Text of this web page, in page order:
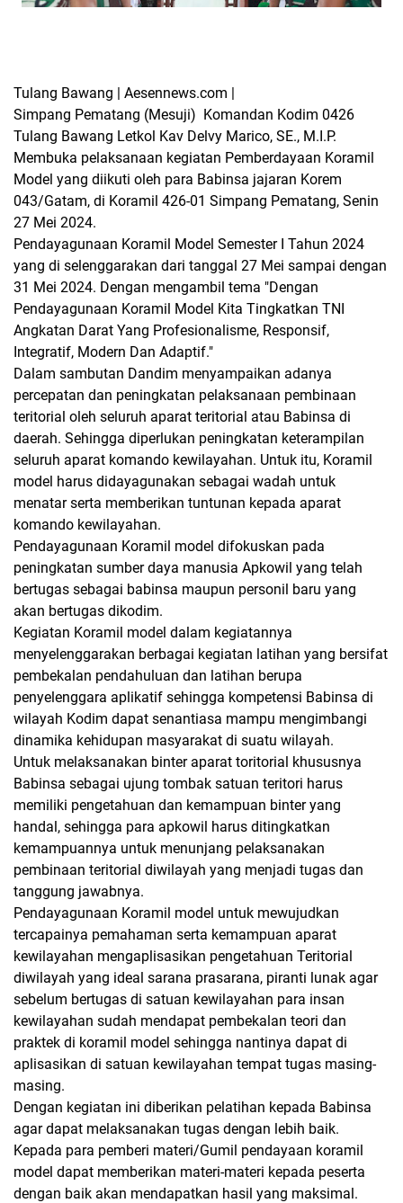
Tulang Bawang | Aesennews.com |
Simpang Pematang (Mesuji) Komandan Kodim 0426
Tulang Bawang Letkol Kav Delvy Marico, SE., M.I.P.
Membuka pelaksanaan kegiatan Pemberdayaan Koramil
Model yang diikuti oleh para Babinsa jajaran Korem
043/Gatam, di Koramil 426-01 Simpang Pematang, Senin
27 Mei 2024.
Pendayagunaan Koramil Model Semester I Tahun 2024
yang di selenggarakan dari tanggal 27 Mei sampai dengan
31 Mei 2024. Dengan mengambil tema "Dengan
Pendayagunaan Koramil Model Kita Tingkatkan TNI
Angkatan Darat Yang Profesionalisme, Responsif,
Integratif, Modern Dan Adaptif."
Dalam sambutan Dandim menyampaikan adanya
percepatan dan peningkatan pelaksanaan pembinaan
teritorial oleh seluruh aparat teritorial atau Babinsa di
daerah. Sehingga diperlukan peningkatan keterampilan
seluruh aparat komando kewilayahan. Untuk itu, Koramil
model harus didayagunakan sebagai wadah untuk
menatar serta memberikan tuntunan kepada aparat
komando kewilayahan.
Pendayagunaan Koramil model difokuskan pada
peningkatan sumber daya manusia Apkowil yang telah
bertugas sebagai babinsa maupun personil baru yang
akan bertugas dikodim.
Kegiatan Koramil model dalam kegiatannya
menyelenggarakan berbagai kegiatan latihan yang bersifat
pembekalan pendahuluan dan latihan berupa
penyelenggara aplikatif sehingga kompetensi Babinsa di
wilayah Kodim dapat senantiasa mampu mengimbangi
dinamika kehidupan masyarakat di suatu wilayah.
Untuk melaksanakan binter aparat toritorial khususnya
Babinsa sebagai ujung tombak satuan teritori harus
memiliki pengetahuan dan kemampuan binter yang
handal, sehingga para apkowil harus ditingkatkan
kemampuannya untuk menunjang pelaksanakan
pembinaan teritorial diwilayah yang menjadi tugas dan
tanggung jawabnya.
Pendayagunaan Koramil model untuk mewujudkan
tercapainya pemahaman serta kemampuan aparat
kewilayahan mengaplisasikan pengetahuan Teritorial
diwilayah yang ideal sarana prasarana, piranti lunak agar
sebelum bertugas di satuan kewilayahan para insan
kewilayahan sudah mendapat pembekalan teori dan
praktek di koramil model sehingga nantinya dapat di
aplisasikan di satuan kewilayahan tempat tugas masing-
masing.
Dengan kegiatan ini diberikan pelatihan kepada Babinsa
agar dapat melaksanakan tugas dengan lebih baik.
Kepada para pemberi materi/Gumil pendayaan koramil
model dapat memberikan materi-materi kepada peserta
dengan baik akan mendapatkan hasil yang maksimal.